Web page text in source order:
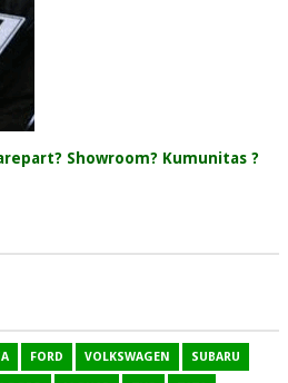
Showroom? Kumunitas ?
FORD VOLKSWAGEN SUBARU